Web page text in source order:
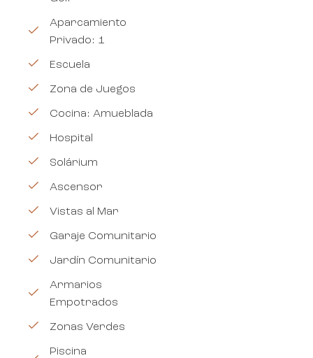
Aparcamiento
Privado: 1
Escuela
Zona de Juegos
Cocina: Amueblada
Hospital
Solárium
Ascensor
Vistas al Mar
Garaje Comunitario
Jardín Comunitario
Armarios
Empotrados
Zonas Verdes
Piscina